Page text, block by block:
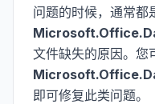
问题的时候，通常都
文件缺失的原因。您
即可修复此类问题。